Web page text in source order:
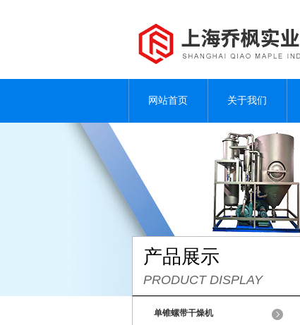
网站首页 关于我们
产品展示
PRODUCT DISPLAY
单锥螺带干燥机